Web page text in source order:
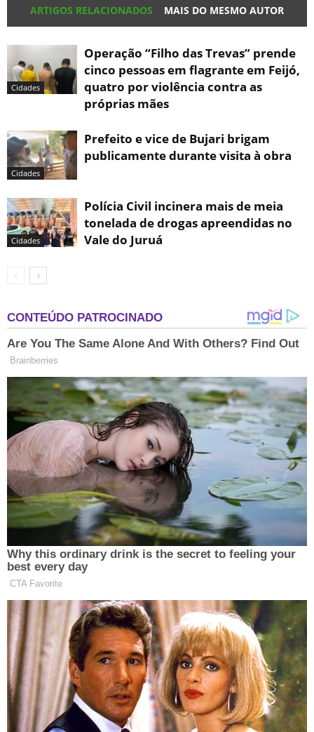
ARTIGOS RELACIONADOS MAIS DO MESMO AUTOR
Cidades
Operação “Filho das Trevas” prende
cinco pessoas em flagrante em Feijó,
quatro por violência contra as
próprias mães
Cidades
Prefeito e vice de Bujari brigam
publicamente durante visita à obra
Cidades
Polícia Civil incinera mais de meia
tonelada de drogas apreendidas no
Vale do Juruá